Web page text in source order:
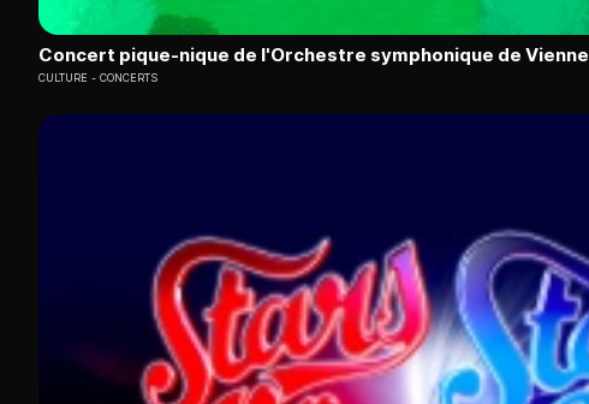
Concert pique-nique de l'Orchestre symphonique de Vienne
CULTURE CONCERTS